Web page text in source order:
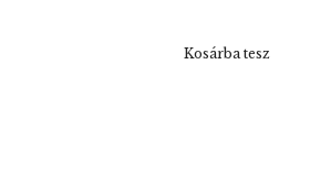
Kosárba tesz